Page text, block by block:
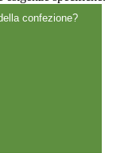
confezione?